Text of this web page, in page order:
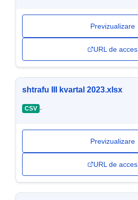
Previzualizare
URL de acces
shtrafu III kvartal 2023.xlsx
CSV -
Previzualizare
URL de acces